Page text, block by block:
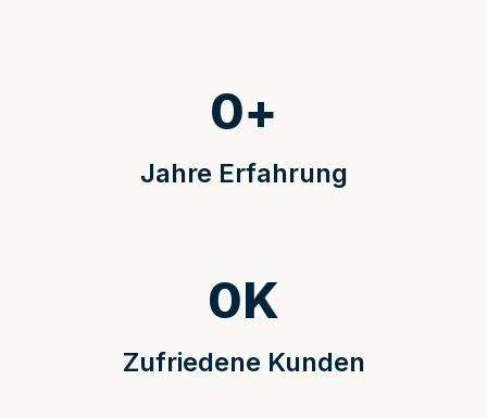
Jahre Erfahrung
0+
Zufriedene Kunden
0K